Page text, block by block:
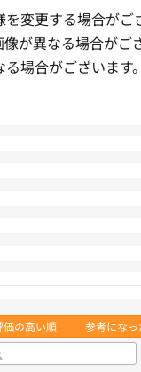
変更する場合がご
が異なる場合がご
場合がございます。
価の高い順 参考になっ